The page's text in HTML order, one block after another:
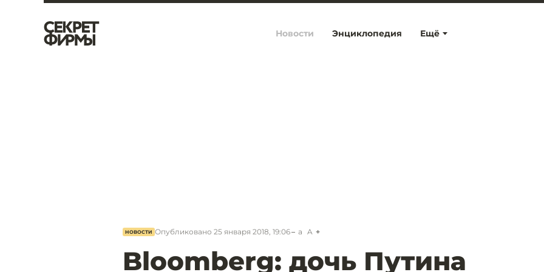
Ещё
Новости Энциклопедия
НОВОСТИ Опубликовано 25 января 2018, 19:06 a A
Bloomberg: дочь Путина